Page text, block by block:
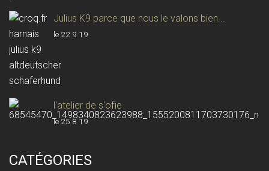
Julius K9 parce que nous le valons bien...
le 22 9 19
l'atelier de s'ofie
le 25 8 19
CATÉGORIES